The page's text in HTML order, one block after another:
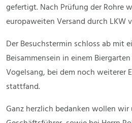
gefertigt. Nach Prüfung der Rohre
europaweiten Versand durch LKW
Der Besuchstermin schloss ab mit
Beisammensein in einem
Vogelsang, bei dem noch weiterer
stattfand.
Ganz herzlich bedanken wollen wir